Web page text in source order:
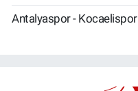
Antalyaspor - Kocaelispor